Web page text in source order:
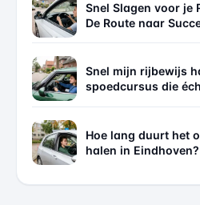
Snel Slagen voor je
De Route naar
Snel mijn rijbewijs
spoedcursus die
Hoe lang duurt het
halen in